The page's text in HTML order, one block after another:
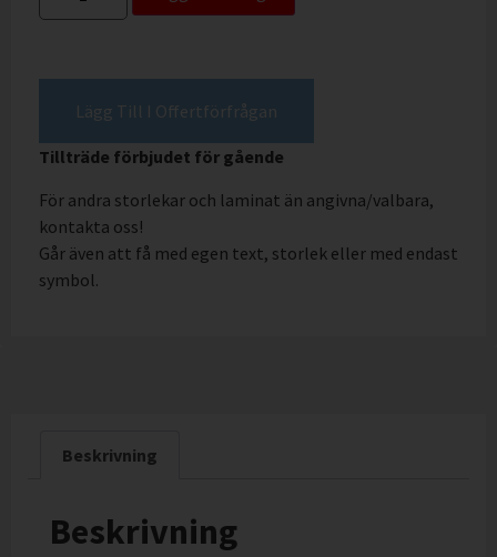
Lägg Till I Offertförfrågan
Tillträde förbjudet för gående
För andra storlekar och laminat än angivna/valbara,
kontakta oss!
Går även att få med egen text, storlek eller med endast
symbol.
Beskrivning
Beskrivning